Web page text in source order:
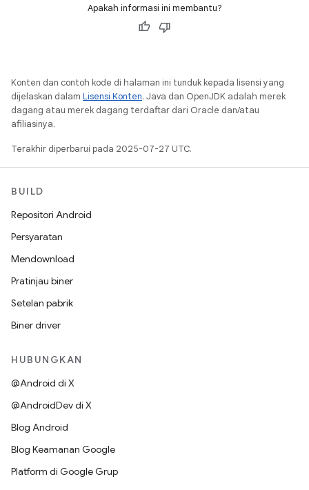
Apakah informasi ini membantu?
Konten dan contoh kode di halaman ini tunduk kepada lisensi yang
dijelaskan dalam Lisensi Konten. Java dan OpenJDK adalah merek
dagang atau merek dagang terdaftar dari Oracle dan/atau
afiliasinya.
Terakhir diperbarui pada 2025-07-27 UTC.
BUILD
Repositori Android
Persyaratan
Mendownload
Pratinjau biner
Setelan pabrik
Biner driver
HUBUNGKAN
@Android di X
@AndroidDev di X
Blog Android
Blog Keamanan Google
Platform di Google Grup